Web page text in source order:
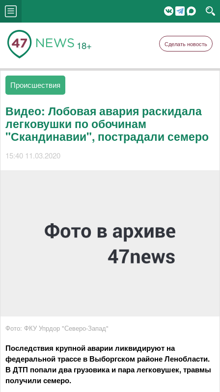
18+ Сделать новость
Происшествия
Видео: Лобовая авария раскидала
легковушки по обочинам
"Скандинавии", пострадали семеро
15:40 11.03.2020
Фото: ФКУ Упрдор "Северо-Запад"
Последствия крупной аварии ликвидируют на
федеральной трассе в Выборгском районе Ленобласти.
В ДТП попали два грузовика и пара легковушек, травмы
получили семеро.